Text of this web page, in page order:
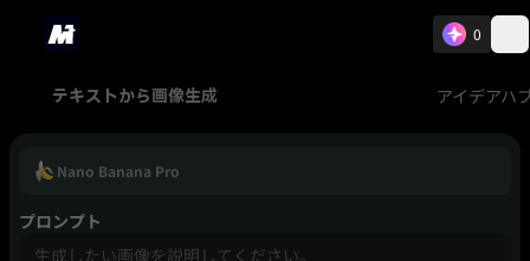
0
テキストから画像生成 アイデアハ
Nano Banana Pro
プロンプト